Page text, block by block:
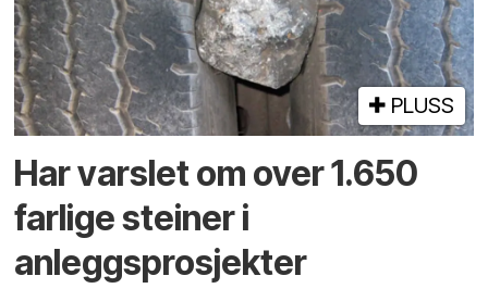
PLUSS
Har varslet om over 1.650
farlige steiner i
anleggsprosjekter